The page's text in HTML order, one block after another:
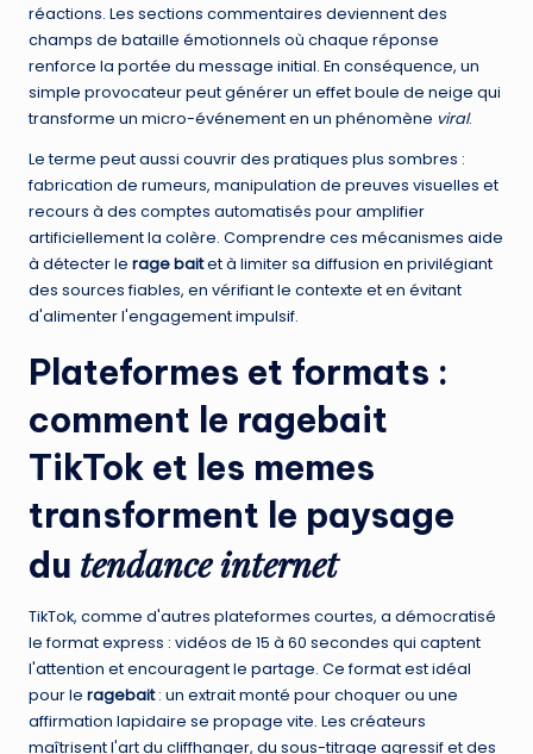
réactions. Les sections commentaires deviennent des
champs de bataille émotionnels où chaque réponse
renforce la portée du message initial. En conséquence, un
simple provocateur peut générer un effet boule de neige qui
transforme un micro-événement en un phénomène viral.
Le terme peut aussi couvrir des pratiques plus sombres :
fabrication de rumeurs, manipulation de preuves visuelles et
recours à des comptes automatisés pour amplifier
artificiellement la colère. Comprendre ces mécanismes aide
à détecter le rage baitet à limiter sa diffusion en privilégiant
des sources fiables, en vérifiant le contexte et en évitant
d'alimenter l'engagement impulsif.
Plateformes et formats :
comment le ragebait
TikTok et les memes
transforment le paysage
du tendance internet
TikTok, comme d'autres plateformes courtes, a démocratisé
le format express : vidéos de 15 à 60 secondes qui captent
l'attention et encouragent le partage. Ce format est idéal
pour le ragebait: un extrait monté pour choquer ou une
affirmation lapidaire se propage vite. Les créateurs
maîtrisent l'art du cliffhanger, du sous-titrage agressif et des